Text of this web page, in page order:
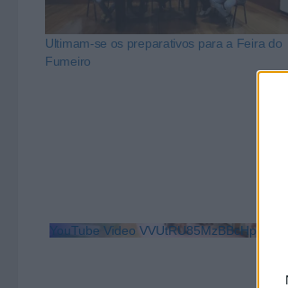
Ultimam-se os preparativos para a Feira do
Fumeiro
YouTube Video